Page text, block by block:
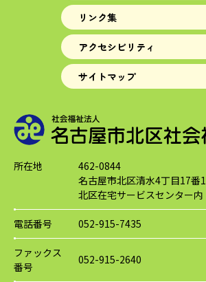
リンク集
アクセシビリティ
サイトマップ
所在地
462-0844
名古屋市北区清水4丁目17番
北区在宅サービスセンター内
電話番号 052-915-7435
ファックス
番号
052-915-2640